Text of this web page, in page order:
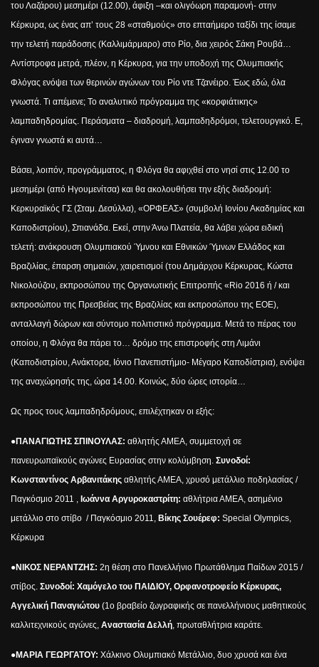
του Λαζάρου) μεσημέρι (12.00), άφιξη –και ολιγόωρη παραμονή- στην
Κέρκυρα, ως ένας απ’ τους 28 «σταθμούς» στο επταήμερο ταξίδι της ίσαμε
την τελετή παράδοσης (Καλλιμάρμαρο) στο Ρίο, δια χειρός Σάκη Ρουβά…
Αντίστροφα μετρά, πλέον, η Κέρκυρα, για την υποδοχή της Ολυμπιακής
Φλόγας ενόψει των θερινών αγώνων του Ρίο ντε Τζανέιρο. Έως εδώ, όλα
γνωστά. Τι απέμενε; Το αναλυτικό πρόγραμμα της «κορφιάτικης»
λαμπαδηδρομίας. Περάσματα – διαδρομή, λαμπαδηδρόμοι, τελετουργικό. Ε,
έγιναν γνωστά κι αυτά…
Βάσει, λοιπόν, προγράμματος, η Φλόγα θα αφιχθεί στο νησί στις 12.00 το
μεσημέρι (από Ηγουμενίτσα) και θα ακολουθήσει την εξής διαδρομή:
Κερκυραϊκός ΓΣ (Σταμ. Δεσύλλα), «ΟΡΦΕΑΣ» (συμβολή Ιονίου Ακαδημίας και
Καποδιστρίου), Σπιανάδα. Εκεί, στην Άνω Πλατεία, θα λάβει χώρα ειδική
τελετή: ανάκρουση Ολυμπιακού Ύμνου και Εθνικών Ύμνων Ελλάδος και
Βραζιλίας, έπαρση σημαιών, χαιρετισμοί (του Δημάρχου Κέρκυρας, Κώστα
Νικολούζου, εκπροσώπου της Οργανωτικής Επιτροπής « Rio 2016 ή / και
εκπροσώπου της Πρεσβείας της Βραζιλίας και εκπροσώπου της ΕΟΕ),
ανταλλαγή δώρων και σύντομο πολιτιστικό πρόγραμμα. Μετά το πέρας του
οποίου, η Φλόγα θα πάρει το… δρόμο της επιστροφής στη Λιμάνι
(Καποδιστρίου, Ανάκτορα, Ιόνιο Πανεπιστήμιο- Μέγαρο Καποδίστρια), ενόψει
της αναχώρησής της, ώρα 14.00. Κοινώς, δύο ώρες ιστορία…
Ως προς τους λαμπαδηδρόμους, επιλέχτηκαν οι εξής:
●ΠΑΝΑΓΙΩΤΗΣ ΣΠΙΝΟΥΛΑΣ: αθλητής ΑΜΕΑ, συμμετοχή σε
πανευρωπαϊκούς αγώνες Ευρασίας στην κολύμβηση. Συνοδοί:
Κωνσταντίνος Αρβανιτάκης αθλητής ΑΜΕΑ, χρυσό μετάλλιο ποδηλασίας /
Παγκόσμιο 2011 , Ιωάννα Αργυροκαστρίτη: αθλήτρια ΑΜΕΑ, ασημένιο
μετάλλιο στο στίβο / Παγκόσμιο 2011, Βίκης Σουέρεφ: Special Olympics,
Κέρκυρα
●ΝΙΚΟΣ ΝΕΡΑΝΤΖΗΣ: 2η θέση στο Πανελλήνιο Πρωτάθλημα Παίδων 2015 /
στίβος. Συνοδοί: Χαμόγελο του ΠΑΙΔΙΟΥ, Ορφανοτροφείο Κέρκυρας,
Αγγελική Παναγιώτου (1ο βραβείο ζωγραφικής σε πανελλήνιους μαθητικούς
καλλιτεχνικούς αγώνες, Αναστασία Δελλή, πρωταθλήτρια καράτε.
●ΜΑΡΙΑ ΓΕΩΡΓΑΤΟΥ: Χάλκινο Ολυμπιακό Μετάλλιο, δυο χρυσά και ένα